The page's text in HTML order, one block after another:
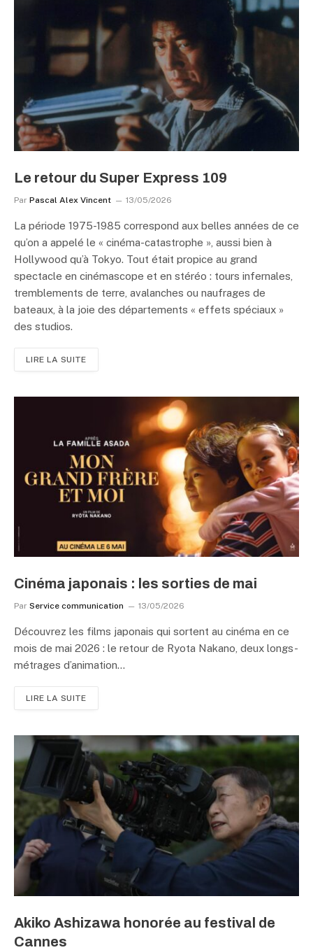
Le retour du Super Express 109
Par Pascal Alex Vincent 13/05/2026
La période 1975-1985 correspond aux belles années de ce
qu’on a appelé le « cinéma-catastrophe », aussi bien à
Hollywood qu’à Tokyo. Tout était propice au grand
spectacle en cinémascope et en stéréo : tours infernales,
tremblements de terre, avalanches ou naufrages de
bateaux, à la joie des départements « effets spéciaux »
des studios.
LIRE LA SUITE
Cinéma japonais : les sorties de mai
Par Service communication 13/05/2026
Découvrez les films japonais qui sortent au cinéma en ce
mois de mai 2026 : le retour de Ryota Nakano, deux longs-
métrages d’animation…
LIRE LA SUITE
Akiko Ashizawa honorée au festival de
Cannes